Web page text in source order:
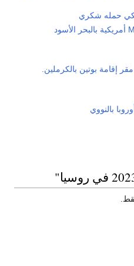
حمله شكري
إقامة بوتين بالكرملين.
بالنووي